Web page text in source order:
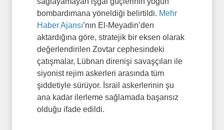
bombardımana yöneldiği belirtildi. Mehr
Haber Ajansı’nın El-Meyadin’den
aktardığına göre, stratejik bir eksen olarak
değerlendirilen Zovtar cephesindeki
çatışmalar, Lübnan direnişi savaşçıları ile
siyonist rejim askerleri arasında tüm
şiddetiyle sürüyor. İsrail askerlerinin şu
ana kadar ilerleme sağlamada başarısız
olduğu ifade edildi.